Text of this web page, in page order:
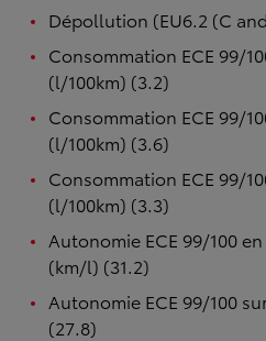
Dépollution (EU6.2 (C
Consommation ECE 99/
(l/100km) (3.2)
Consommation ECE 99/
(l/100km) (3.6)
Consommation ECE 99/
(l/100km) (3.3)
Autonomie ECE 99/100
(km/l) (31.2)
Autonomie ECE 99/100
(27.8)